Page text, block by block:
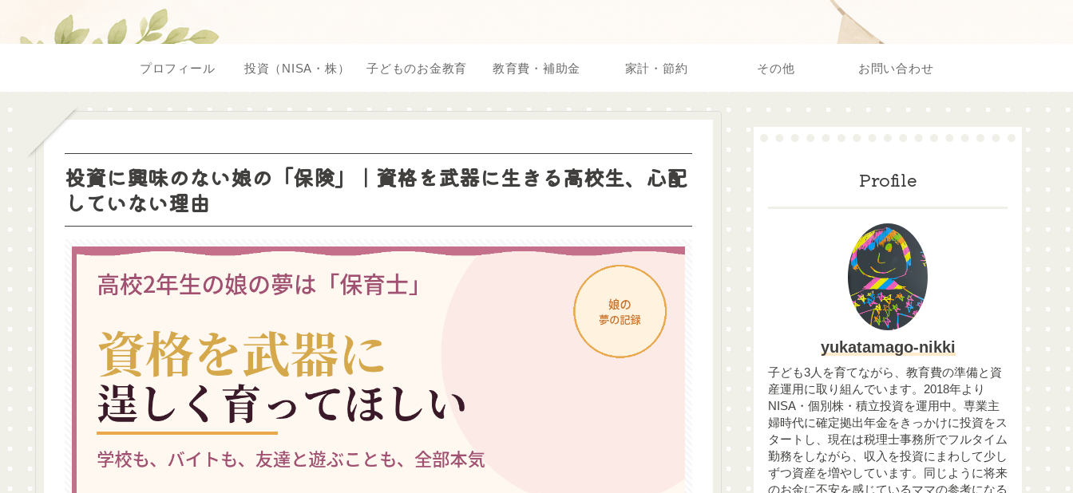
プロフィール 投資（NISA・株） 子どものお金教育 教育費・補助金 家計・節約 その他 お問い合わせ
投資に興味のない娘の「保険」｜資格を武器に生きる高校生、心配
していない理由
Profile
yukatamago-nikki
子ども3人を育てながら、教育費の準備と資
産運用に取り組んでいます。2018年より
NISA・個別株・積立投資を運用中。専業主
婦時代に確定拠出年金をきっかけに投資をス
タートし、現在は税理士事務所でフルタイム
勤務をしながら、収入を投資にまわして少し
ずつ資産を増やしています。同じように将来
のお金に不安を感じているママの参考になる